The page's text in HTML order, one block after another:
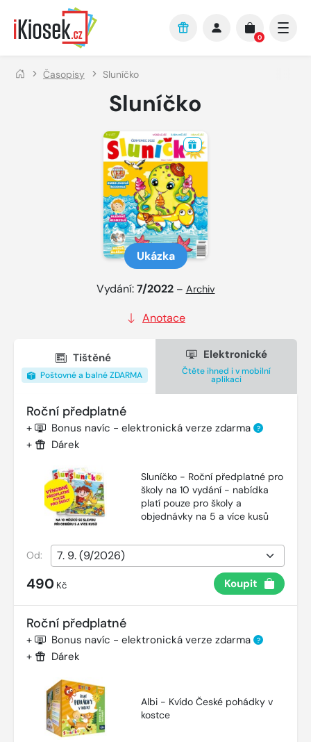
Přejít na hlavní obsah
0
Časopisy Sluníčko
Sluníčko
Ukázka
Vydání:7/2022 – Archiv
Anotace
Tištěné
Poštovné a balné ZDARMA
Elektronické
Čtěte ihned i v mobilní
aplikaci
Roční předplatné
+ Bonus navíc - elektronická verze zdarma ?
+ Dárek
Sluníčko - Roční předplatné pro
školy na 10 vydání - nabídka
platí pouze pro školy a
objednávky na 5 a více kusů
Od:
490 Kč Koupit
Roční předplatné
+ Bonus navíc - elektronická verze zdarma ?
+ Dárek
Albi - Kvído České pohádky v
kostce